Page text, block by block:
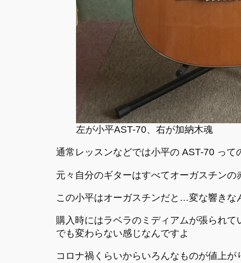
左が小平AST-70、右が加納木魂
通常レッスンなどでは小平の AST-70 って
元々自分のギターはすべてオーガスチンの
この小平はオーガスチンだと…変な響きな
購入時にはラベラのミディアムが張られ
でも変わらない感じなんですよ
コロナ禍くらいからいろんなものが値上が